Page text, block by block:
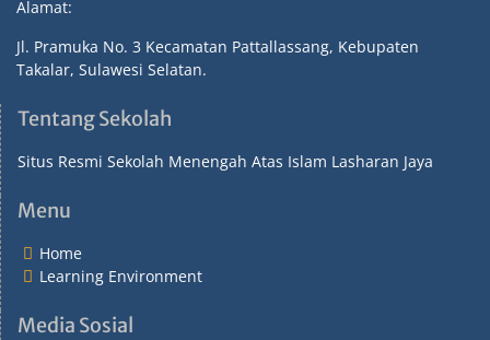
Alamat:
Jl. Pramuka No. 3 Kecamatan Pattallassang, Kebupaten
Takalar, Sulawesi Selatan.
Tentang Sekolah
Situs Resmi Sekolah Menengah Atas Islam Lasharan Jaya
Menu
Home
Learning Environment
Media Sosial